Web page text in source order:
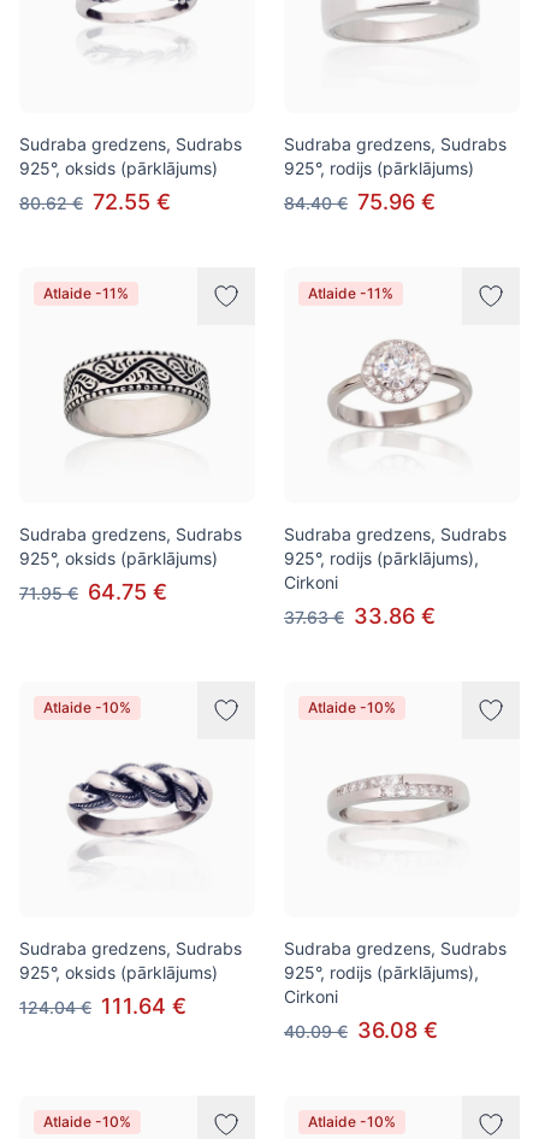
Sudraba gredzens, Sudrabs
925°, oksids (pārklājums)
80.62 € 72.55 €
Sudraba gredzens, Sudrabs
925°, rodijs (pārklājums)
84.40 € 75.96 €
Atlaide -11%
Sudraba gredzens, Sudrabs
925°, oksids (pārklājums)
71.95 € 64.75 €
Atlaide -11%
Sudraba gredzens, Sudrabs
925°, rodijs (pārklājums),
Cirkoni
37.63 € 33.86 €
Atlaide -10%
Sudraba gredzens, Sudrabs
925°, oksids (pārklājums)
124.04 € 111.64 €
Atlaide -10%
Sudraba gredzens, Sudrabs
925°, rodijs (pārklājums),
Cirkoni
40.09 € 36.08 €
Atlaide -10% Atlaide -10%